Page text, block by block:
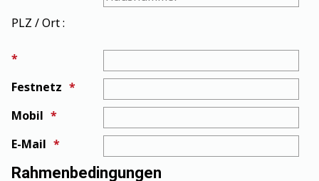
PLZ / Ort :
PLZ/Ort
Festnetz
Mobil
E-Mail
Rahmenbedingungen